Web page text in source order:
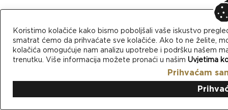
Koristimo kolačiće kako bismo poboljšali vaše iskustvo
smatrat ćemo da prihvaćate sve kolačiće. Ako to ne želite,
kolačića omogućuje nam analizu upotrebe i podršku našem
trenutku. Više informacija možete pronaći u našim Uvjetima
Prihvaćam